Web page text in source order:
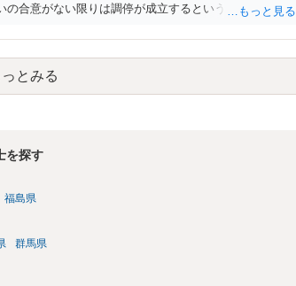
合意がない限りは調停が成立するということはないた
かと思われます。 お一人で対応するのは難しい側面も
いかと思われます。
っとみる
を探す
福島県
群馬県